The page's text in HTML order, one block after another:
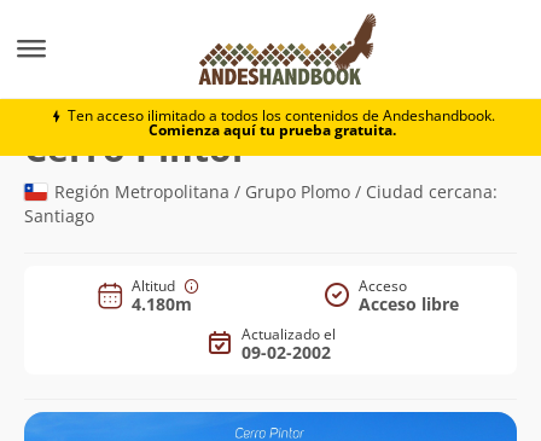
Ten acceso ilimitado a todos los contenidos de Andeshandbook.
Comienza aquí tu prueba gratuita.
Cerro Pintor
Cerro Pintor(4.180m)
Región Metropolitana / Grupo Plomo / Ciudad cercana:
Santiago
Altitud
4.180m
Acceso
Acceso libre
Actualizado el
09-02-2002